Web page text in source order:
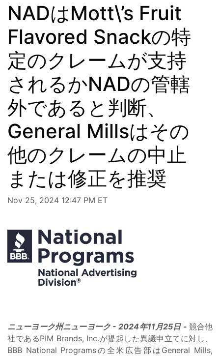
NADはMott\’s Fruit
Flavored Snackの特
定のクレームが支持
されるかNADの管轄
外であると判断、
General Millsはその
他のクレームの中止
または修正を推奨
Nov 25, 2024 12:47 PM ET
ニューヨーク州ニューヨーク - 2024年11月25日 - 競合他
社であるPIM Brands, Inc.が提起した異議申立てに対し、
BBB National Programsの全米広告部はGeneral Mills,